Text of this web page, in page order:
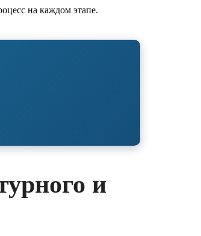
на каждом этапе.
и